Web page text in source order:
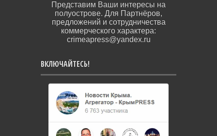
Представим Ваши интересы на
полуострове. Для Партнёров,
предложений и сотрудничества
коммерческого характера:
crimeapress@yandex.ru
ВКЛЮЧАЙТЕСЬ!